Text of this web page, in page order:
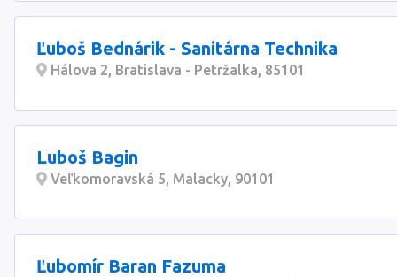
Ľuboš Bednárik - Sanitárna Technika
Hálova 2, Bratislava - Petržalka, 85101
Luboš Bagin
Veľkomoravská 5, Malacky, 90101
Ľubomír Baran Fazuma